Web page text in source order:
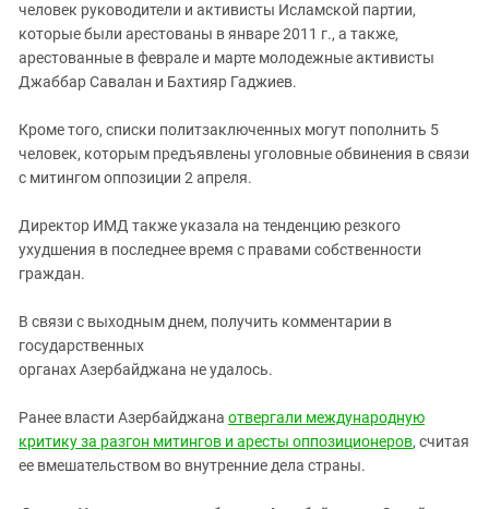
человек руководители и активисты Исламской партии,
которые были арестованы в январе 2011 г., а также,
арестованные в феврале и марте молодежные активисты
Джаббар Савалан и Бахтияр Гаджиев.
Кроме того, списки политзаключенных могут пополнить 5
человек, которым предъявлены уголовные обвинения в связи
с митингом оппозиции 2 апреля.
Директор ИМД также указала на тенденцию резкого
ухудшения в последнее время с правами собственности
граждан.
В связи с выходным днем, получить комментарии в
государственных
органах Азербайджана не удалось.
Ранее власти Азербайджана отвергали международную
критику за разгон митингов и аресты оппозиционеров, считая
ее вмешательством во внутренние дела страны.